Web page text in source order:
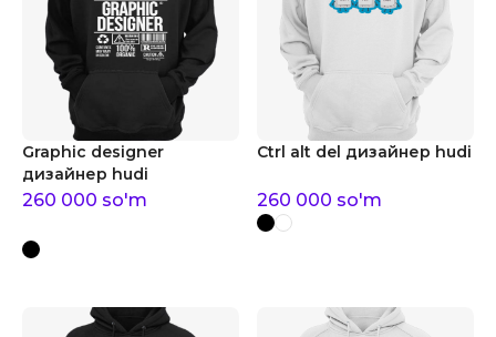
Graphic designer
дизайнер hudi
260 000 so'm
Ctrl alt del дизайнер hudi
260 000 so'm